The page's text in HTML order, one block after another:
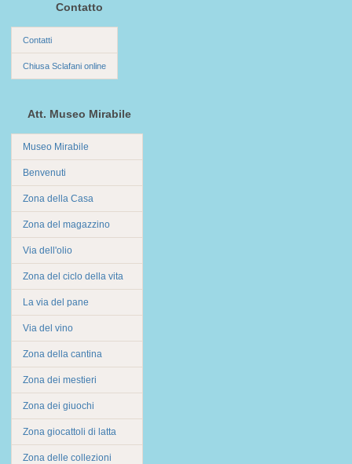
Contatto
Contatti
Chiusa Sclafani online
Att. Museo Mirabile
Museo Mirabile
Benvenuti
Zona della Casa
Zona del magazzino
Via dell'olio
Zona del ciclo della vita
La via del pane
Via del vino
Zona della cantina
Zona dei mestieri
Zona dei giuochi
Zona giocattoli di latta
Zona delle collezioni